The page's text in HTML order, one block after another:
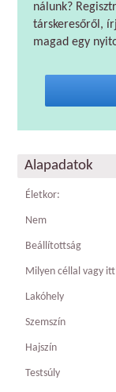
nálunk?
társkeresőről,
magad egy
Alapadatok
Életkor:
Nem
Beállítottság
Milyen céllal vagy
Lakóhely
Szemszín
Hajszín
Testsúly